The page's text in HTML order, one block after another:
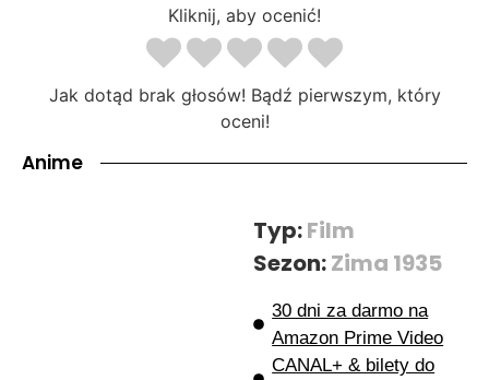
Kliknij, aby ocenić!
Jak dotąd brak głosów! Bądź pierwszym, który
oceni!
Anime
Typ:Film
Sezon:Zima 1935
30 dni za darmo na
Amazon Prime Video
CANAL+ & bilety do